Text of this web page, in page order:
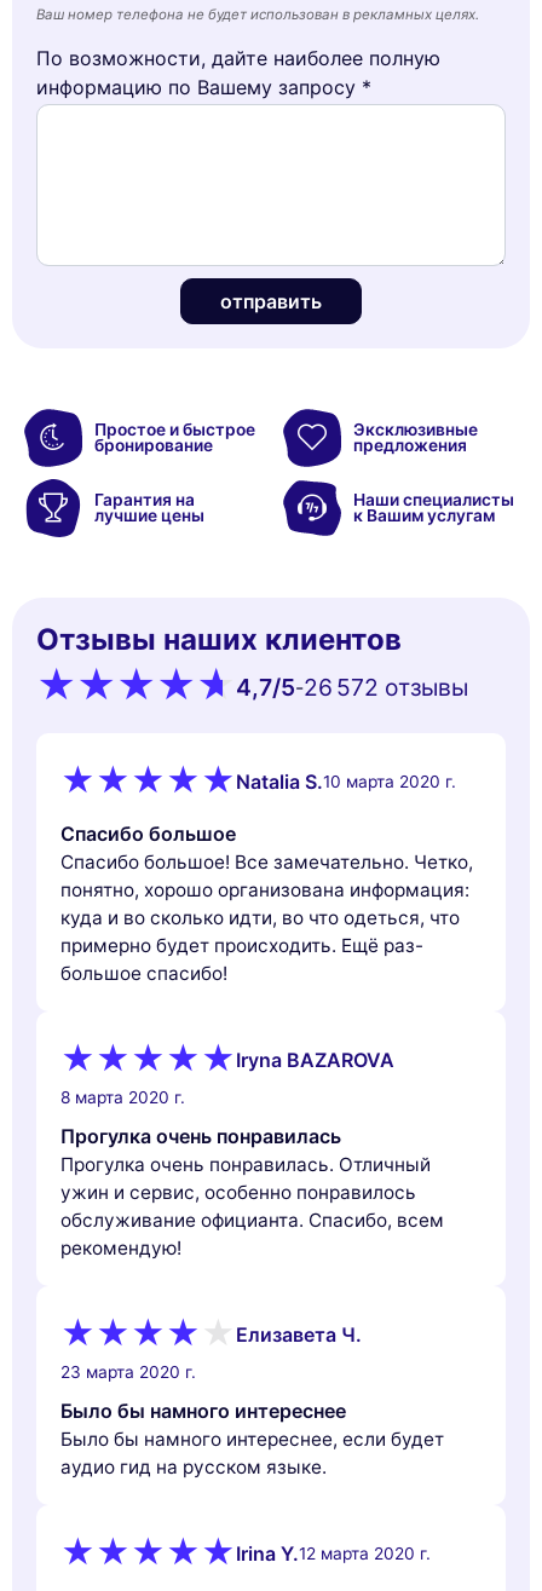
Ваш номер телефона не будет использован в рекламных целях.
По возможности, дайте наиболее полную
информацию по Вашему запросу *
отправить
Простое и быстрое
бронирование
Эксклюзивные
предложения
Гарантия на
лучшие цены
Наши специалисты
к Вашим услугам
Отзывы наших клиентов
4,7/5-26 572 oтзывы
Natalia S.10 марта 2020 г.
Спасибо большое
Спасибо большое! Все замечательно. Четко,
понятно, хорошо организована информация:
куда и во сколько идти, во что одеться, что
примерно будет происходить. Ещё раз-
большое спасибо!
Iryna BAZAROVA
8 марта 2020 г.
Прогулка очень понравилась
Прогулка очень понравилась. Отличный
ужин и сервис, особенно понравилось
обслуживание официанта. Спасибо, всем
рекомендую!
Елизавета Ч.
23 марта 2020 г.
Было бы намного интереснее
Было бы намного интереснее, если будет
аудио гид на русском языке.
Irina Y.12 марта 2020 г.